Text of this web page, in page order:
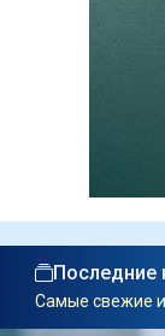
Последние
Самые свежие